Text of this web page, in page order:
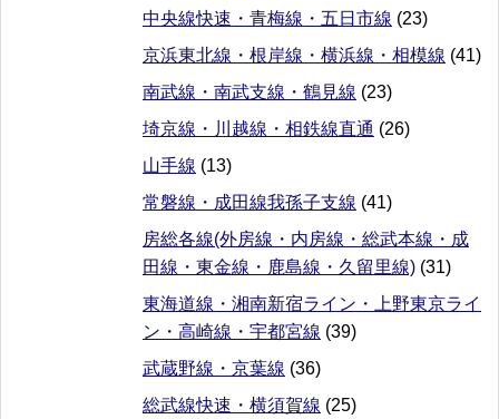
中央線快速・青梅線・五日市線 (23)
京浜東北線・根岸線・横浜線・相模線 (41)
南武線・南武支線・鶴見線 (23)
埼京線・川越線・相鉄線直通 (26)
山手線 (13)
常磐線・成田線我孫子支線 (41)
房総各線(外房線・内房線・総武本線・成
田線・東金線・鹿島線・久留里線) (31)
東海道線・湘南新宿ライン・上野東京ライ
ン・高崎線・宇都宮線 (39)
武蔵野線・京葉線 (36)
総武線快速・横須賀線 (25)